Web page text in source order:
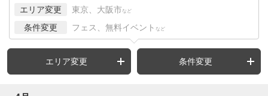
エリア変更 東京、大阪市 など
条件変更 フェス、無料イベント など
エリア変更 条件変更